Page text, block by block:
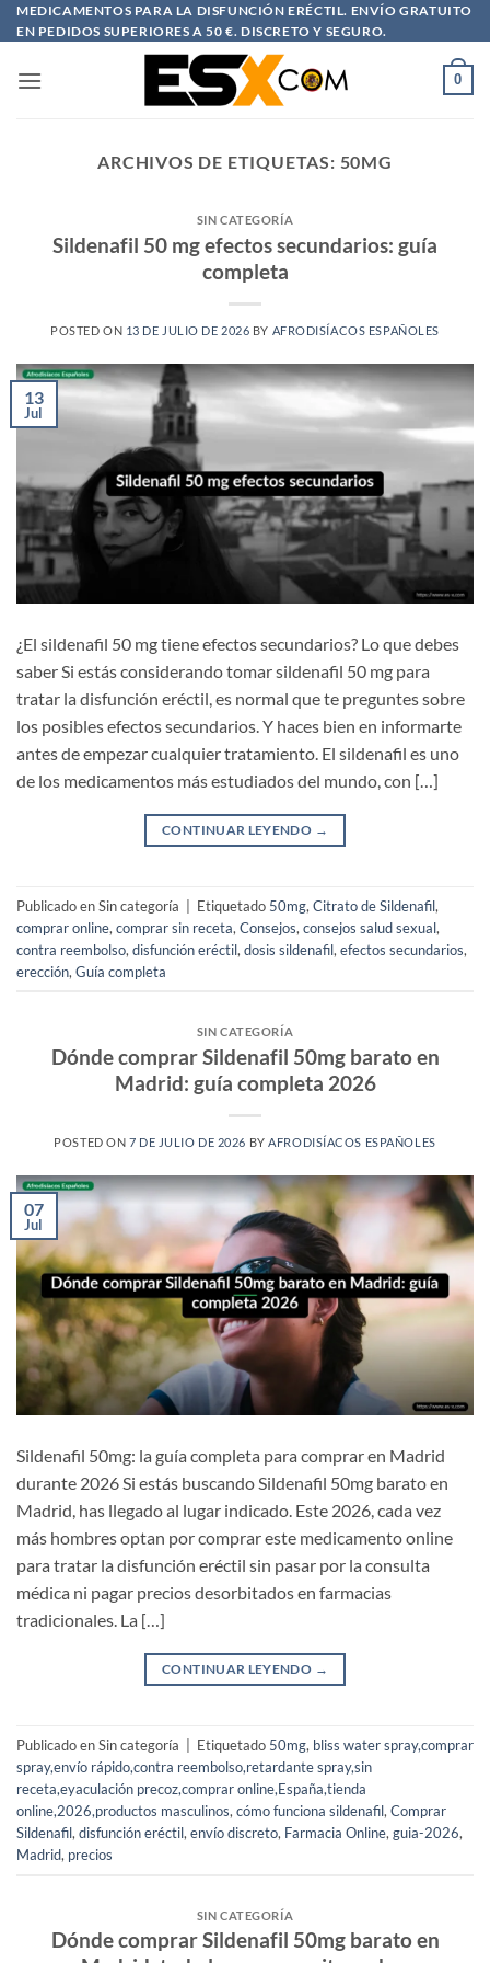
Saltar
al
MEDICAMENTOS PARA LA DISFUNCIÓN ERÉCTIL. ENVÍO GRATUITO
EN PEDIDOS SUPERIORES A 50 €. DISCRETO Y SEGURO.
0
ARCHIVOS DE ETIQUETAS: 50MG
SIN CATEGORÍA
Sildenafil 50 mg efectos secundarios: guía
completa
POSTED ON 13 DE JULIO DE 2026 BY AFRODISÍACOS ESPAÑOLES
13
Jul
¿El sildenafil 50 mg tiene efectos secundarios? Lo que debes
saber Si estás considerando tomar sildenafil 50 mg para
tratar la disfunción eréctil, es normal que te preguntes sobre
los posibles efectos secundarios. Y haces bien en informarte
antes de empezar cualquier tratamiento. El sildenafil es uno
de los medicamentos más estudiados del mundo, con […]
CONTINUAR LEYENDO →
Publicado en Sin categoría Etiquetado 50mg, Citrato de Sildenafil,
comprar online, comprar sin receta, Consejos, consejos salud sexual,
contra reembolso, disfunción eréctil, dosis sildenafil, efectos secundarios,
erección, Guía completa
SIN CATEGORÍA
Dónde comprar Sildenafil 50mg barato en
Madrid: guía completa 2026
POSTED ON 7 DE JULIO DE 2026 BYAFRODISÍACOS ESPAÑOLES
07
Jul
Sildenafil 50mg: la guía completa para comprar en Madrid
durante 2026 Si estás buscando Sildenafil 50mg barato en
Madrid, has llegado al lugar indicado. Este 2026, cada vez
más hombres optan por comprar este medicamento online
para tratar la disfunción eréctil sin pasar por la consulta
médica ni pagar precios desorbitados en farmacias
tradicionales. La […]
CONTINUAR LEYENDO →
Publicado en Sin categoría Etiquetado 50mg, bliss water spray,comprar
spray,envío rápido,contra reembolso,retardante spray,sin
receta,eyaculación precoz,comprar online,España,tienda
online,2026,productos masculinos, cómo funciona sildenafil, Comprar
Sildenafil, disfunción eréctil, envío discreto, Farmacia Online, guia-2026,
Madrid, precios
SIN CATEGORÍA
Dónde comprar Sildenafil 50mg barato en